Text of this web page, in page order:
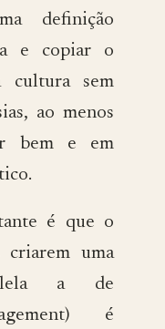
definição
e copiar o
cultura sem
ao menos
bem e em
é que o
criarem uma
a de
é